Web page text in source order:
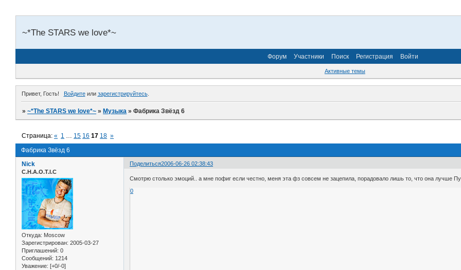
~*The STARS we love*~
Форум Участники Поиск Регистрация Войти
Активные темы
Привет, Гость! Войдитеили зарегистрируйтесь.
»~*The STARS we love*~ »Музыка »Фабрика Звёзд 6
Фабрика Звёзд 6
Страница:« 1 … 15 16 17 18 »
Поделиться2006-06-26 02:38:43
Nick
C.H.A.O.T.I.C
Откуда: Moscow
Зарегистрирован: 2005-03-27
Приглашений: 0
Сообщений: 1214
Уважение: [+0/-0]
Смотрю столько эмоций.. а мне пофиг если честно, меня эта фз совсем не зацепила, порадовало лишь то, что она лучше
0